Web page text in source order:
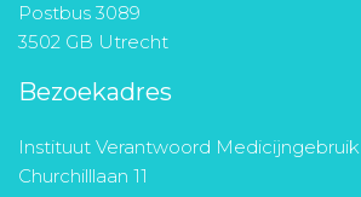
Postbus 3089
3502 GB Utrecht
Bezoekadres
Instituut Verantwoord Medicijngebruik
Churchilllaan 11